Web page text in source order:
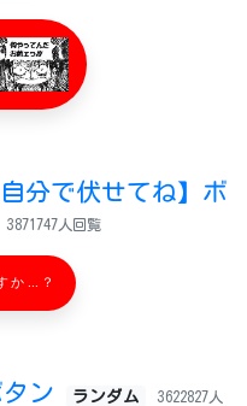
分で伏せてね】ボ
3871747人回覧
か…？
ン ランダム 3622827人